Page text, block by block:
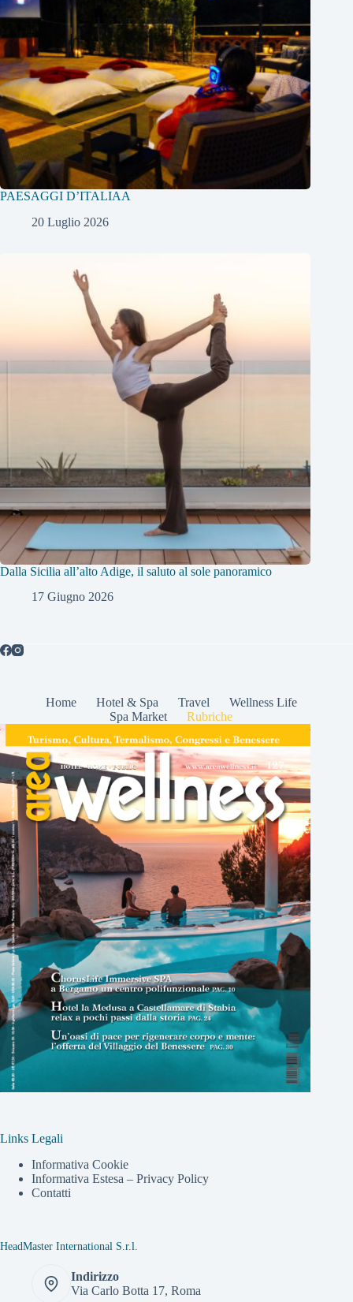
PAESAGGI D’ITALIAA
20 Luglio 2026
Dalla Sicilia all’alto Adige, il saluto al sole panoramico
17 Giugno 2026
Home Hotel & Spa Travel
Wellness Life
Spa Market
Rubriche
Links Legali
Informativa Cookie
Informativa Estesa – Privacy Policy
Contatti
HeadMaster International S.r.l.
Indirizzo
Via Carlo Botta 17, Roma